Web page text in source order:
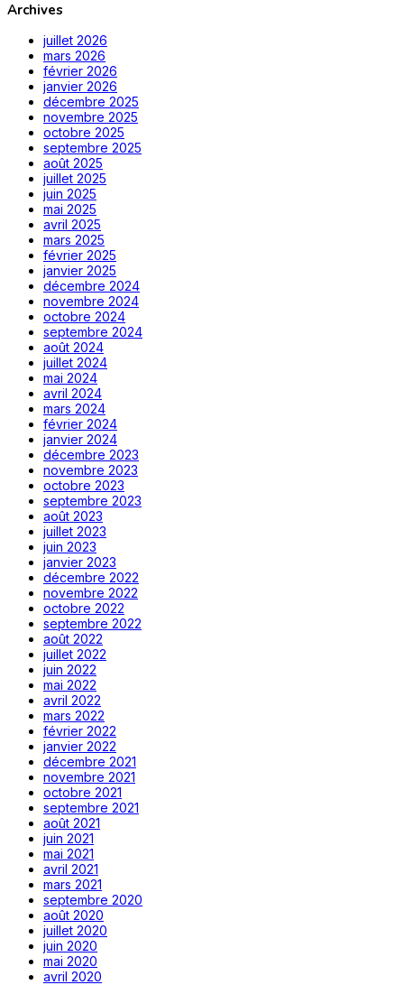
Archives
juillet 2026
mars 2026
février 2026
janvier 2026
décembre 2025
novembre 2025
octobre 2025
septembre 2025
août 2025
juillet 2025
juin 2025
mai 2025
avril 2025
mars 2025
février 2025
janvier 2025
décembre 2024
novembre 2024
octobre 2024
septembre 2024
août 2024
juillet 2024
mai 2024
avril 2024
mars 2024
février 2024
janvier 2024
décembre 2023
novembre 2023
octobre 2023
septembre 2023
août 2023
juillet 2023
juin 2023
janvier 2023
décembre 2022
novembre 2022
octobre 2022
septembre 2022
août 2022
juillet 2022
juin 2022
mai 2022
avril 2022
mars 2022
février 2022
janvier 2022
décembre 2021
novembre 2021
octobre 2021
septembre 2021
août 2021
juin 2021
mai 2021
avril 2021
mars 2021
septembre 2020
août 2020
juillet 2020
juin 2020
mai 2020
avril 2020